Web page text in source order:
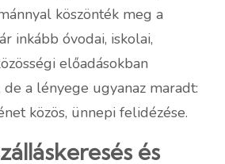
köszönték meg a
inkább óvodai, iskolai,
előadásokban
a lényege ugyanaz maradt:
közös, ünnepi felidézése.
és